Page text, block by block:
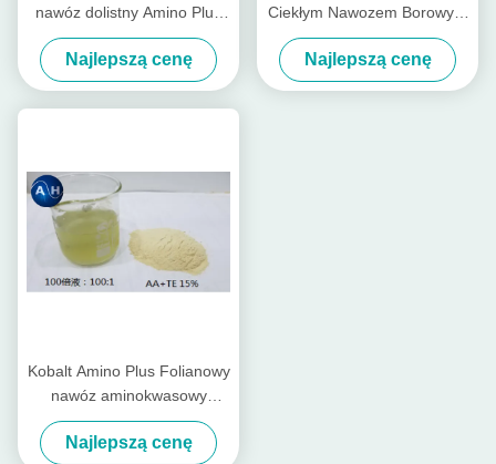
nawóz dolistny Amino Plus
na bazie aminokwasów
Najlepszą cenę
Ciekłym Nawozem Borowym
Do Warzyw W Kolorze
żółtym
Najlepszą cenę
Kobalt Amino Plus Folianowy
nawóz aminokwasowy
chelatowy do natryskiwania
dolistnego
Najlepszą cenę